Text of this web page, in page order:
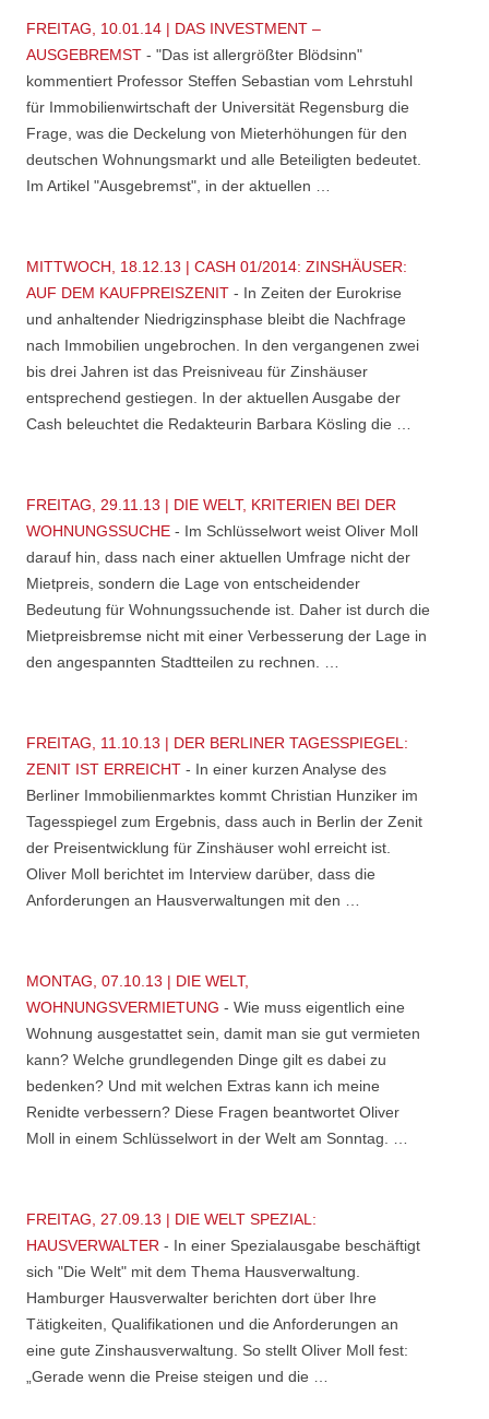
FREITAG, 10.01.14 | DAS INVESTMENT –
AUSGEBREMST - "Das ist allergrößter Blödsinn"
kommentiert Professor Steffen Sebastian vom Lehrstuhl
für Immobilienwirtschaft der Universität Regensburg die
Frage, was die Deckelung von Mieterhöhungen für den
deutschen Wohnungsmarkt und alle Beteiligten bedeutet.
Im Artikel "Ausgebremst", in der aktuellen …
MITTWOCH, 18.12.13 | CASH 01/2014: ZINSHÄUSER:
AUF DEM KAUFPREISZENIT - In Zeiten der Eurokrise
und anhaltender Niedrigzinsphase bleibt die Nachfrage
nach Immobilien ungebrochen. In den vergangenen zwei
bis drei Jahren ist das Preisniveau für Zinshäuser
entsprechend gestiegen. In der aktuellen Ausgabe der
Cash beleuchtet die Redakteurin Barbara Kösling die …
FREITAG, 29.11.13 | DIE WELT, KRITERIEN BEI DER
WOHNUNGSSUCHE - Im Schlüsselwort weist Oliver Moll
darauf hin, dass nach einer aktuellen Umfrage nicht der
Mietpreis, sondern die Lage von entscheidender
Bedeutung für Wohnungssuchende ist. Daher ist durch die
Mietpreisbremse nicht mit einer Verbesserung der Lage in
den angespannten Stadtteilen zu rechnen. …
FREITAG, 11.10.13 | DER BERLINER TAGESSPIEGEL:
ZENIT IST ERREICHT - In einer kurzen Analyse des
Berliner Immobilienmarktes kommt Christian Hunziker im
Tagesspiegel zum Ergebnis, dass auch in Berlin der Zenit
der Preisentwicklung für Zinshäuser wohl erreicht ist.
Oliver Moll berichtet im Interview darüber, dass die
Anforderungen an Hausverwaltungen mit den …
MONTAG, 07.10.13 | DIE WELT,
WOHNUNGSVERMIETUNG - Wie muss eigentlich eine
Wohnung ausgestattet sein, damit man sie gut vermieten
kann? Welche grundlegenden Dinge gilt es dabei zu
bedenken? Und mit welchen Extras kann ich meine
Renidte verbessern? Diese Fragen beantwortet Oliver
Moll in einem Schlüsselwort in der Welt am Sonntag. …
FREITAG, 27.09.13 | DIE WELT SPEZIAL:
HAUSVERWALTER - In einer Spezialausgabe beschäftigt
sich "Die Welt" mit dem Thema Hausverwaltung.
Hamburger Hausverwalter berichten dort über Ihre
Tätigkeiten, Qualifikationen und die Anforderungen an
eine gute Zinshausverwaltung. So stellt Oliver Moll fest:
„Gerade wenn die Preise steigen und die …